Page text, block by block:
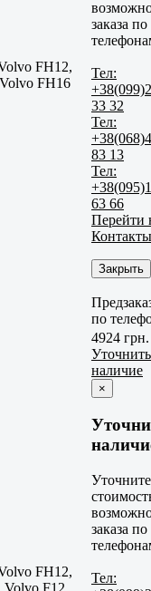
FH12,
Volvo FH16
заказа по
Тел:
33 32
Тел:
83 13
Тел:
63 66
Перейти
Контакты
Закрыть
по
FH12,
4924 грн.
Уточнить
наличие
×
Уточните
заказа по
Тел: